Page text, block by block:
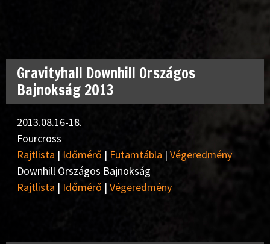
Gravityhall Downhill Országos
Bajnokság 2013
2013.08.16-18.
Fourcross
Rajtlista | Időmérő | Futamtábla | Végeredmény
Downhill Országos Bajnokság
Rajtlista | Időmérő | Végeredmény